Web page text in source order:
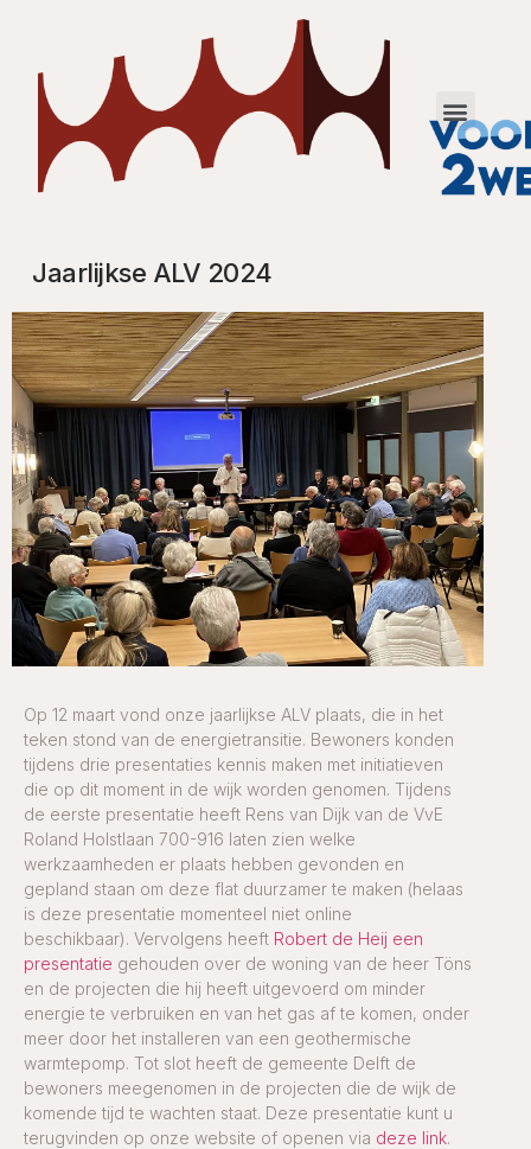
Jaarlijkse ALV 2024
Op 12 maart vond onze jaarlijkse ALV plaats, die in het
teken stond van de energietransitie. Bewoners konden
tijdens drie presentaties kennis maken met initiatieven
die op dit moment in de wijk worden genomen. Tijdens
de eerste presentatie heeft Rens van Dijk van de VvE
Roland Holstlaan 700-916 laten zien welke
werkzaamheden er plaats hebben gevonden en
gepland staan om deze flat duurzamer te maken (helaas
is deze presentatie momenteel niet online
beschikbaar). Vervolgens heeft Robert de Heij een
presentatie gehouden over de woning van de heer Töns
en de projecten die hij heeft uitgevoerd om minder
energie te verbruiken en van het gas af te komen, onder
meer door het installeren van een geothermische
warmtepomp. Tot slot heeft de gemeente Delft de
bewoners meegenomen in de projecten die de wijk de
komende tijd te wachten staat. Deze presentatie kunt u
terugvinden op onze website of openen via deze link.